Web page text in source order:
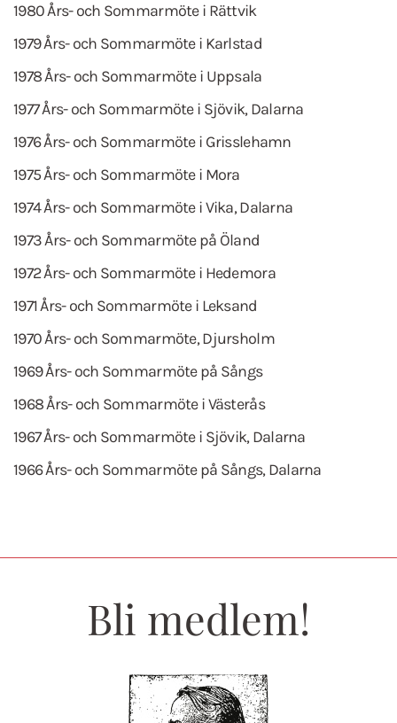
1980 Års- och Sommarmöte i Rättvik
1979 Års- och Sommarmöte i Karlstad
1978 Års- och Sommarmöte i Uppsala
1977 Års- och Sommarmöte i Sjövik, Dalarna
1976 Års- och Sommarmöte i Grisslehamn
1975 Års- och Sommarmöte i Mora
1974 Års- och Sommarmöte i Vika, Dalarna
1973 Års- och Sommarmöte på Öland
1972 Års- och Sommarmöte i Hedemora
1971 Års- och Sommarmöte i Leksand
1970 Års- och Sommarmöte, Djursholm
1969 Års- och Sommarmöte på Sångs
1968 Års- och Sommarmöte i Västerås
1967 Års- och Sommarmöte i Sjövik, Dalarna
1966 Års- och Sommarmöte på Sångs, Dalarna
Bli medlem!